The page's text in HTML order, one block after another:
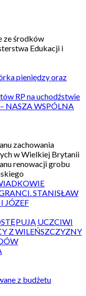
ze środków
Edukacji i
pieniędzy oraz
RP na uchodźstwie
NASZA WSPÓLNA
zachowania
w Wielkiej Brytanii
renowacji grobu
STANISŁAW
JÓZEF
UCZCIWI
Z WILEŃSZCZYZNY
z budżetu